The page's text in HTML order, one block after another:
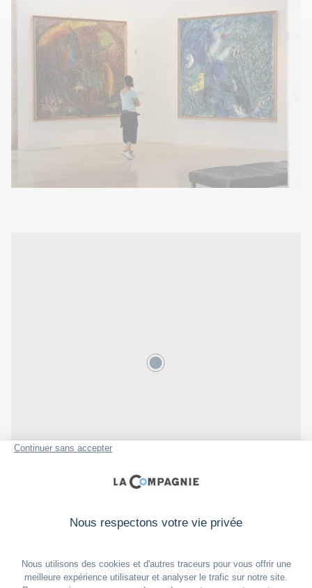
Pass culture Côte d'Azur
Office du tourisme